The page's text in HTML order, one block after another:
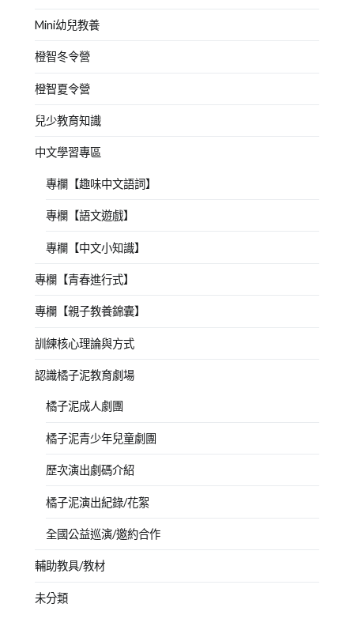
Mini幼兒教養
橙智冬令營
橙智夏令營
兒少教育知識
中文學習專區
專欄【趣味中文語詞】
專欄【語文遊戲】
專欄【中文小知識】
專欄【青春進行式】
專欄【親子教養錦囊】
訓練核心理論與方式
認識橘子泥教育劇場
橘子泥成人劇團
橘子泥青少年兒童劇團
歷次演出劇碼介紹
橘子泥演出紀錄/花絮
全國公益巡演/邀約合作
輔助教具/教材
未分類